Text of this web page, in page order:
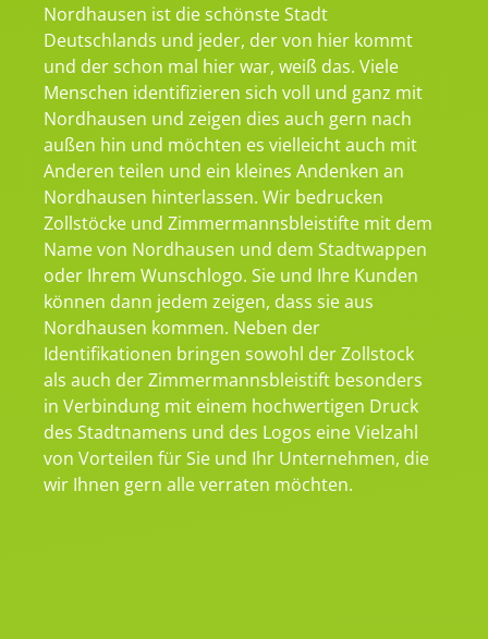
Nordhausen ist die schönste Stadt
Deutschlands und jeder, der von hier kommt
und der schon mal hier war, weiß das. Viele
Menschen identifizieren sich voll und ganz mit
Nordhausen und zeigen dies auch gern nach
außen hin und möchten es vielleicht auch mit
Anderen teilen und ein kleines Andenken an
Nordhausen hinterlassen. Wir bedrucken
Zollstöcke und Zimmermannsbleistifte mit dem
Name von Nordhausen und dem Stadtwappen
oder Ihrem Wunschlogo. Sie und Ihre Kunden
können dann jedem zeigen, dass sie aus
Nordhausen kommen. Neben der
Identifikationen bringen sowohl der Zollstock
als auch der Zimmermannsbleistift besonders
in Verbindung mit einem hochwertigen Druck
des Stadtnamens und des Logos eine Vielzahl
von Vorteilen für Sie und Ihr Unternehmen, die
wir Ihnen gern alle verraten möchten.